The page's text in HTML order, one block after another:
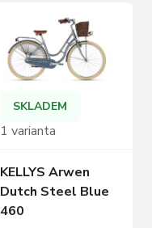
SKLADEM
1 varianta
KELLYS Arwen
Dutch Steel Blue
460